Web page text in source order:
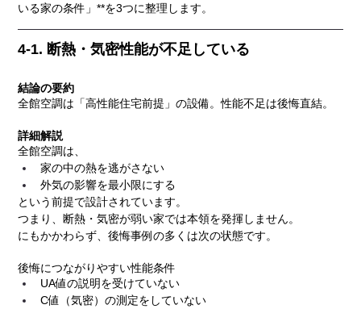
いる家の条件」**を3つに整理します。
4-1. 断熱・気密性能が不足している
結論の要約
全館空調は「高性能住宅前提」の設備。性能不足は後悔直結。
詳細解説
全館空調は、
家の中の熱を逃がさない
外気の影響を最小限にする
という前提で設計されています。
つまり、断熱・気密が弱い家では本領を発揮しません。
にもかかわらず、後悔事例の多くは次の状態です。
後悔につながりやすい性能条件
UA値の説明を受けていない
C値（気密）の測定をしていない